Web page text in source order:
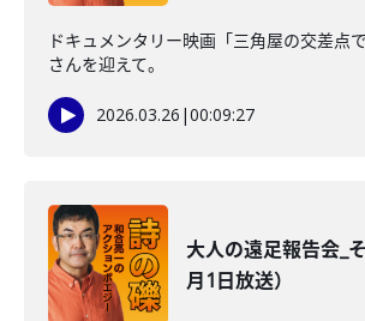
ドキュメンタリー映画「三角屋の交差点
さんを迎えて。
2026.03.26 |00:09:27
大人の遠足報告会_
月1日放送）